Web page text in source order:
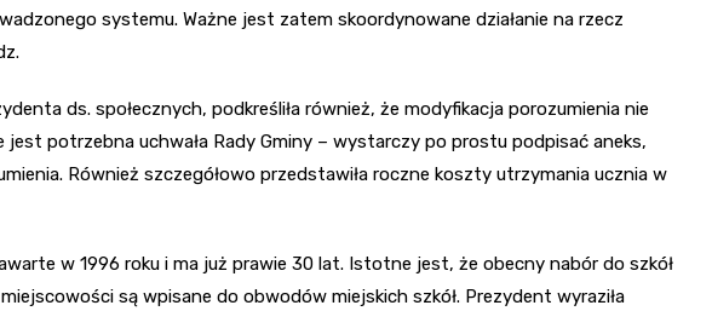
systemu. Ważne jest zatem skoordynowane działanie na rzecz
ds. społecznych, podkreśliła również, że modyfikacja porozumienia nie
potrzebna uchwała Rady Gminy – wystarczy po prostu podpisać aneks,
Również szczegółowo przedstawiła roczne koszty utrzymania ucznia w
w 1996 roku i ma już prawie 30 lat. Istotne jest, że obecny nabór do szkół
są wpisane do obwodów miejskich szkół. Prezydent wyraziła